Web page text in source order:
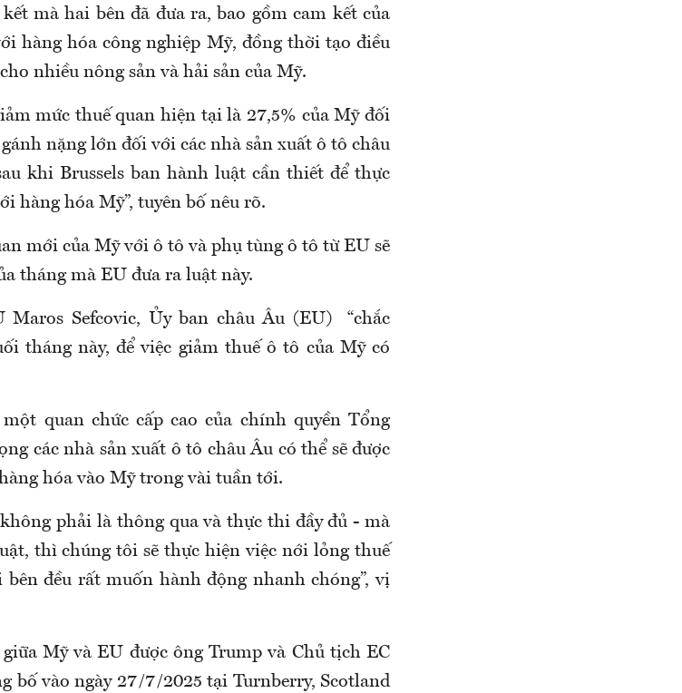
mà hai bên đã đưa ra, bao gồm cam kết của
hàng hóa công nghiệp Mỹ, đồng thời tạo điều
nhiều nông sản và hải sản của Mỹ.
mức thuế quan hiện tại là 27,5% của Mỹ đối
nặng lớn đối với các nhà sản xuất ô tô châu
khi Brussels ban hành luật cần thiết để thực
hàng hóa Mỹ”, tuyên bố nêu rõ.
mới của Mỹ với ô tô và phụ tùng ô tô từ EU sẽ
tháng mà EU đưa ra luật này.
Sefcovic, Ủy ban châu Âu (EU) “chắc
tháng này, để việc giảm thuế ô tô của Mỹ có
quan chức cấp cao của chính quyền Tổng
các nhà sản xuất ô tô châu Âu có thể sẽ được
hóa vào Mỹ trong vài tuần tới.
phải là thông qua và thực thi đầy đủ - mà
thì chúng tôi sẽ thực hiện việc nới lỏng thuế
đều rất muốn hành động nhanh chóng”, vị
Mỹ và EU được ông Trump và Chủ tịch EC
bố vào ngày 27/7/2025 tại Turnberry, Scotland